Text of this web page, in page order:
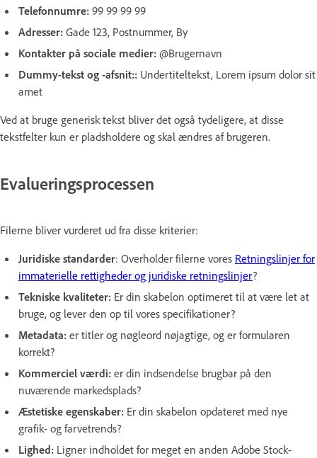
Telefonnumre: 99 99 99 99
Adresser: Gade 123, Postnummer, By
Kontakter på sociale medier: @Brugernavn
Dummy-tekst og -afsnit:: Undertiteltekst, Lorem ipsum dolor sit
amet
Ved at bruge generisk tekst bliver det også tydeligere, at disse
tekstfelter kun er pladsholdere og skal ændres af brugeren.
Evalueringsprocessen
Filerne bliver vurderet ud fra disse kriterier:
Juridiske standarder: Overholder filerne vores Retningslinjer for
immaterielle rettigheder og juridiske retningslinjer?
Tekniske kvaliteter: Er din skabelon optimeret til at være let at
bruge, og lever den op til vores specifikationer?
Metadata: er titler og nøgleord nøjagtige, og er formularen
korrekt?
Kommerciel værdi: er din indsendelse brugbar på den
nuværende markedsplads?
Æstetiske egenskaber: Er din skabelon opdateret med nye
grafik- og farvetrends?
Lighed: Ligner indholdet for meget en anden Adobe Stock-